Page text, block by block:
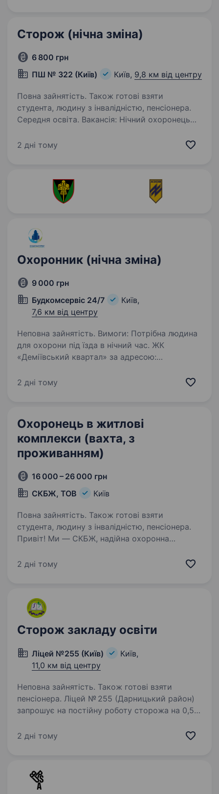
Сторож (нічна зміна)
6 800 грн
ПШ № 322 (Київ)
Київ, 9,8 км від центру
Повна зайнятість. Також готові взяти
студента, людину з інвалідністю, пенсіонера.
Середня освіта. Вакансія: Нічний охоронець
відповідальну та надійну людину на посаду
2 дні тому
Охоронник (нічна зміна)
9 000 грн
Будкомсервіс 24/7
Київ,
7,6 км від центру
Неповна зайнятість. Вимоги: Потрібна людина
для охорони під їзда в нічний час. ЖК
«Деміївський квартал» за адресою:
дисциплінованість, порядність,
2 дні тому
Охоронець в житлові
комплекси (вахта, з
проживанням)
16 000 – 26 000 грн
СКБЖ, ТОВ
Київ
Повна зайнятість. Також готові взяти
студента, людину з інвалідністю, пенсіонера.
Привіт! Ми — СКБЖ, надійна охоронна
комплексів у Києві. Якщо ти шукаєш стабільну
запрошуємо тебе приєднатися…
2 дні тому
Сторож закладу освіти
Ліцей №255 (Київ)
Київ,
11,0 км від центру
Неповна зайнятість. Також готові взяти
пенсіонера. Ліцей № 255 (Дарницький район)
запрошує на постійну роботу сторожа на 0,5
через шість).
2 дні тому